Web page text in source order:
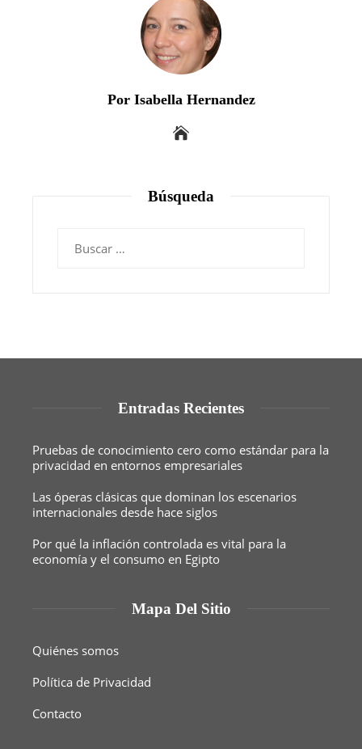
Por Isabella Hernandez
Búsqueda
Entradas Recientes
Pruebas de conocimiento cero como estándar para la
privacidad en entornos empresariales
Las óperas clásicas que dominan los escenarios
internacionales desde hace siglos
Por qué la inflación controlada es vital para la
economía y el consumo en Egipto
Mapa Del Sitio
Quiénes somos
Política de Privacidad
Contacto